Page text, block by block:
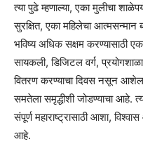
त्या पुढे म्हणाल्या, एका मुलीचा
सुरक्षित, एका महिलेचा
भविष्य अधिक सक्षम
सायकली, डिजिटल वर्ग,
वितरण करण्याचा दिवस नसून आशेला
समतेला समृद्धीशी जोडण्याचा आहे.
संपूर्ण महाराष्ट्रासाठी आशा,
आहे.